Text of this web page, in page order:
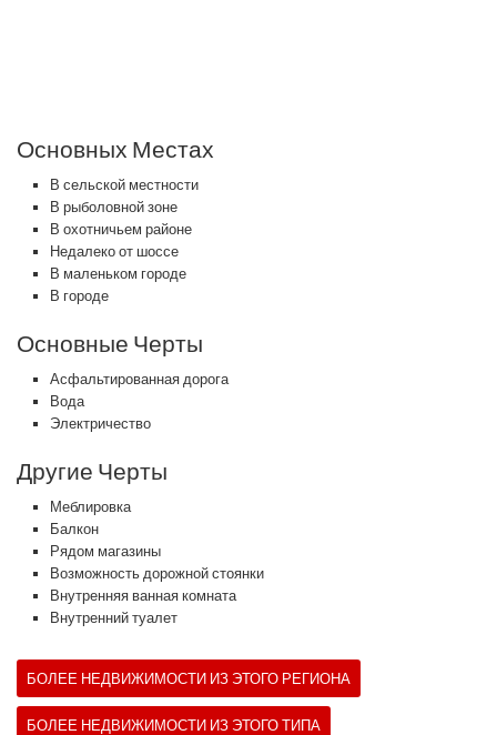
Основных Местах
В сельской местности
В рыболовной зоне
В охотничьем районе
Недалеко от шоссе
В маленьком городе
В городе
Основные Черты
Асфальтированная дорога
Вода
Электричество
Другие Черты
Меблировка
Балкон
Рядом магазины
Возможность дорожной стоянки
Внутренняя ванная комната
Внутренний туалет
БОЛЕЕ НЕДВИЖИМОСТИ ИЗ ЭТОГО РЕГИОНА
БОЛЕЕ НЕДВИЖИМОСТИ ИЗ ЭТОГО ТИПА